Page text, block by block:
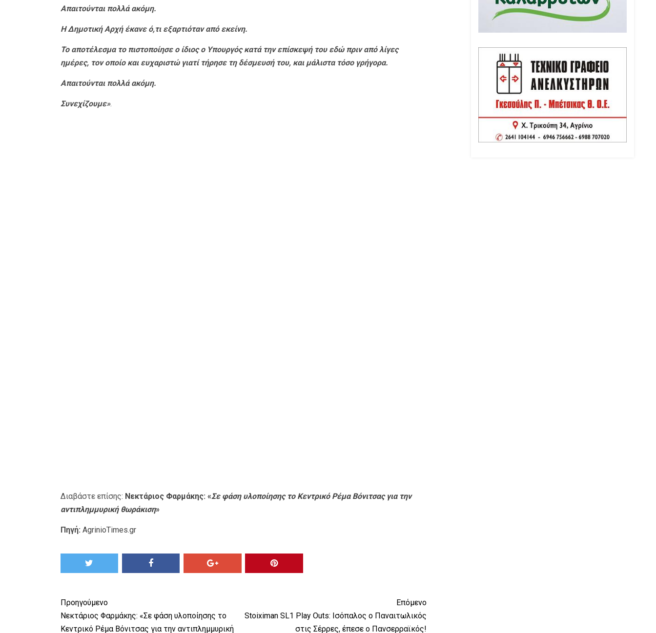
Απαιτούνται πολλά ακόμη.
Η Δημοτική Αρχή έκανε ό,τι εξαρτιόταν από εκείνη.
Το αποτέλεσμα το πιστοποίησε ο ίδιος ο Υπουργός κατά την επίσκεψή του εδώ πριν από λίγες
ημέρες, τον οποίο και ευχαριστώ γιατί τήρησε τη δέσμευσή του, και μάλιστα τόσο γρήγορα.
Απαιτούνται πολλά ακόμη.
Συνεχίζουμε».
Διαβάστε επίσης: Νεκτάριος Φαρμάκης: «Σε φάση υλοποίησης το Κεντρικό Ρέμα Βόνιτσας για την
αντιπλημμυρική θωράκιση»
Πηγή: AgrinioTimes.gr
Προηγούμενο
Νεκτάριος Φαρμάκης: «Σε φάση υλοποίησης το
Κεντρικό Ρέμα Βόνιτσας για την αντιπλημμυρική
Επόμενο
Stoiximan SL1 Play Outs: Ισόπαλος ο Παναιτωλικός
στις Σέρρες, έπεσε ο Πανσερραϊκός!